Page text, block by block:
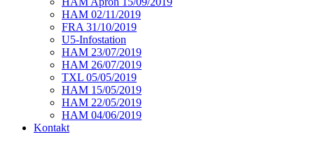
HAM 02/11/2019
FRA 31/10/2019
U5-Infostation
HAM 23/07/2019
HAM 26/07/2019
TXL 05/05/2019
HAM 15/05/2019
HAM 22/05/2019
HAM 04/06/2019
Kontakt